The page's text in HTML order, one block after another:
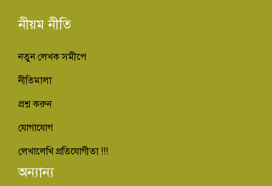
নীয়ম নীতি
নতুন লেখক সমীপে
নীতিমালা
প্রশ্ন করুন
যোগাযোগ
লেখালেখি প্রতিযোগীতা !!!
অন্যান্য